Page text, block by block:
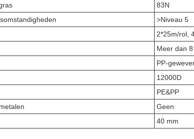
83N
>Niveau 5
2*25m/rol,
Meer dan
PP-
12000D
PE&PP
Geen
40 mm